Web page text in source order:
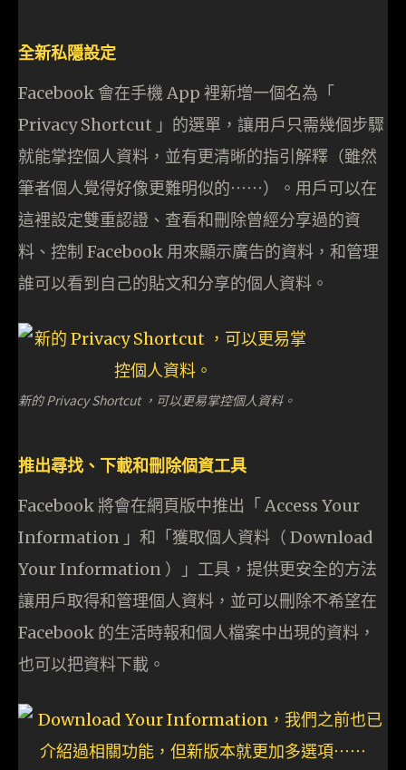
全新私隱設定
Facebook 會在手機 App 裡新增一個名為「
Privacy Shortcut 」的選單，讓用戶只需幾個步驟
就能掌控個人資料，並有更清晰的指引解釋（雖然
筆者個人覺得好像更難明似的⋯⋯）。用戶可以在
這裡設定雙重認證、查看和刪除曾經分享過的資
料、控制 Facebook 用來顯示廣告的資料，和管理
誰可以看到自己的貼文和分享的個人資料。
新的 Privacy Shortcut ，可以更易掌控個人資料。
推出尋找、下載和刪除個資工具
Facebook 將會在網頁版中推出「 Access Your
Information 」和「獲取個人資料（ Download
Your Information ）」工具，提供更安全的方法
讓用戶取得和管理個人資料，並可以刪除不希望在
Facebook 的生活時報和個人檔案中出現的資料，
也可以把資料下載。